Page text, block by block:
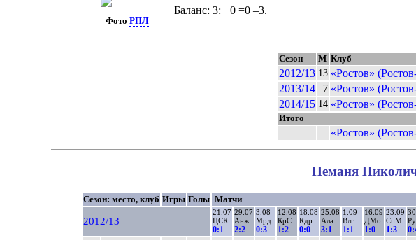
ФотоРПЛ
Баланс: 3: +0 =0 –3.
Сезон М Клуб
2012/13 13 «Ростов»
2013/14
7 «Ростов»
2014/15 14 «Ростов»
Итого
«Ростов»
Неманя Николич
Сезон: место, клуб Игры Голы Матчи
2012/13
21.07
ЦСК
0:1
29.07
Анж
2:2
3.08
Мрд
0:3
12.08
КрС
1:2
18.08
Кдр
0:0
25.08
Ала
3:1
1.09
Влг
1:1
16.09
ДМо
1:0
23.09
СпМ
1:3